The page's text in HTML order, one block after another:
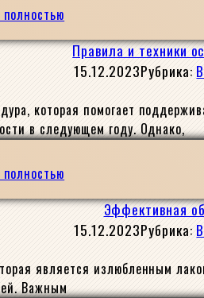
Правила и техники
15.12.2023Рубрика:
которая помогает
в следующем году. Однако,
Эффективная
15.12.2023Рубрика:
является излюбленным
Важным